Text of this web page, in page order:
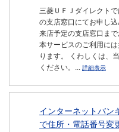
三菱ＵＦＪダイレクト
の支店窓口にてお申し
来店予定の支店窓口ま
本サービスのご利用に
ります。 くわしくは、
ください。... 詳細表示
インターネットバン
で住所・電話番号変